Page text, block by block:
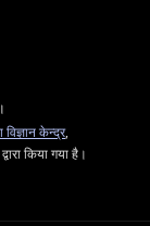
विज्ञान केन्द्र,
किया गया है।